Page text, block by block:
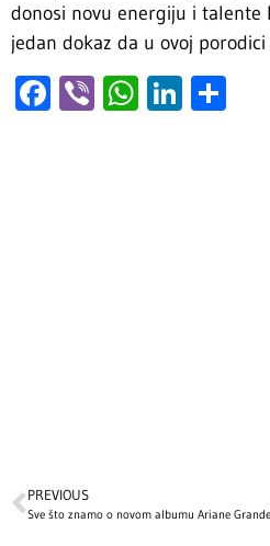
donosi novu energiju i talente
jedan dokaz da u ovoj
Facebook
ViberWhatsApp
PREVIOUS
Sve što znamo o novom albumu Ariane Grande